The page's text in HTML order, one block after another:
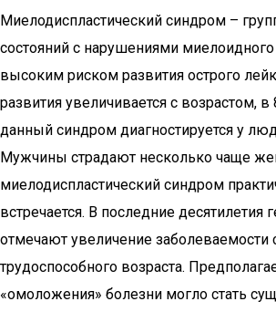
Миелодиспластический синдром –
состояний с нарушениями
высоким риском развития острого
развития увеличивается с возрастом, в
данный синдром диагностируется у
Мужчины страдают несколько чаще
миелодиспластический синдром
встречается. В последние десятилетия
отмечают увеличение заболеваемости
трудоспособного возраста.
«омоложения» болезни могло стать